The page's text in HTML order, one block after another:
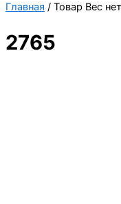
Главная / Товар Вес
2765